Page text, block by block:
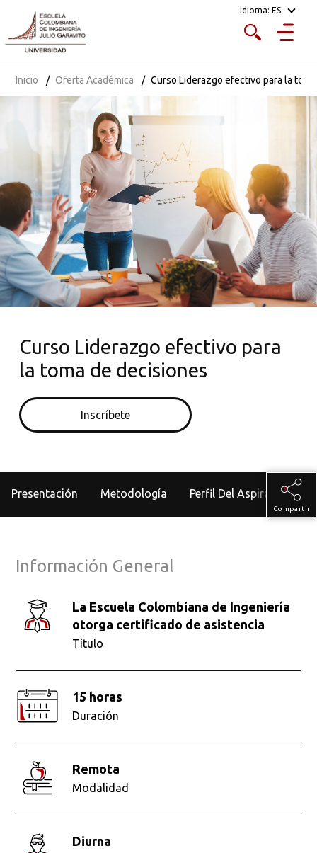
Idioma: ES
Inicio Oferta Académica Curso Liderazgo efectivo para la
Curso Liderazgo efectivo para
la toma de decisiones
Inscríbete
Presentación Metodología Perfil Del Aspirante
Compartir
Información General
La Escuela Colombiana de Ingeniería
otorga certificado de asistencia
Título
15 horas
Duración
remota
Modalidad
diurna
certificado, tiene experiencia en desarrollo de
competencias en estudiantes y en profesionales. En la
Escuela ha sido decano del Programa de Ingeniería
Industrial y actualmente es profesor asistente y coordina
el Laboratorio de Liderazgo.